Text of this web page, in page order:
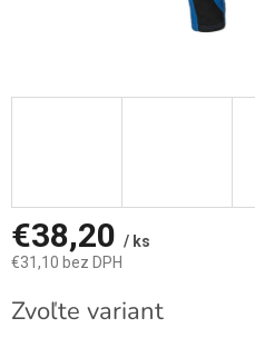
€38,20 / ks
€31,10 bez DPH
cena:
Zvoľte variant